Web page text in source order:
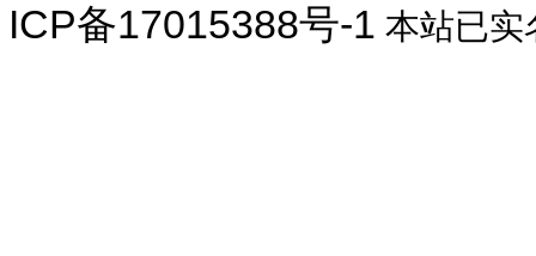
ICP备17015388号-1 本站已